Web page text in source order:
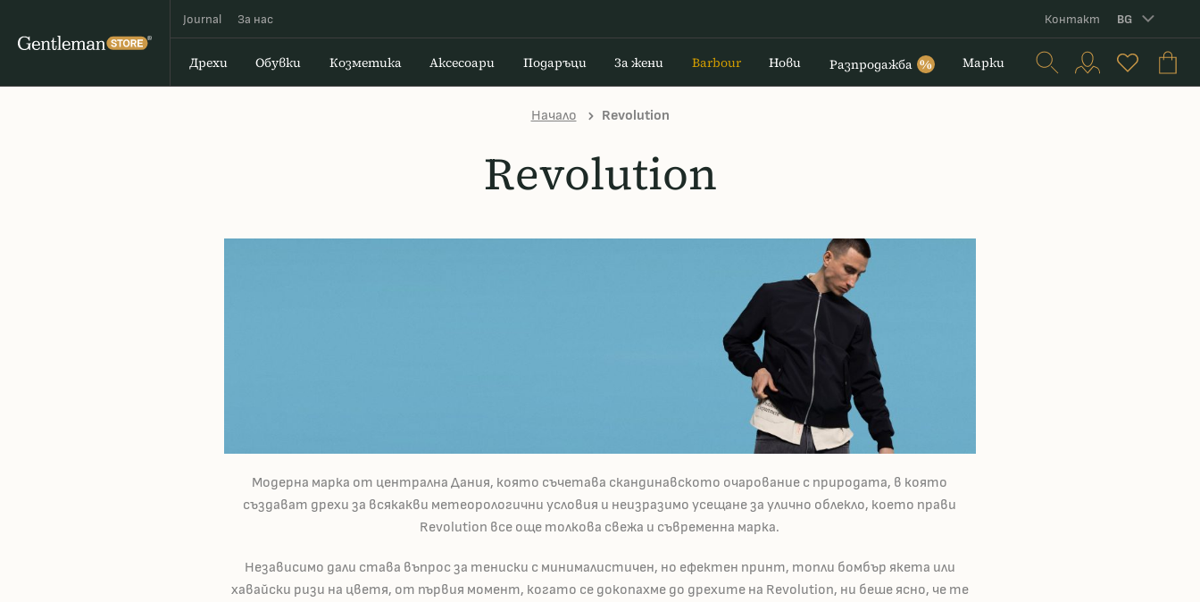
Journal За наc Контакт BG
Дрехи Обувки Козметика Аксесоари Подаръци За жени Barbour Нови Разпродажба % Марки
Начало Revolution
Revolution
Модерна марка от централна Дания, която съчетава скандинавското очарование с природата, в която
създават дрехи за всякакви метеорологични условия и неизразимо усещане за улично облекло, което прави
Revolution все още толкова свежа и съвременна марка.
Независимо дали става въпрос за тениски с минималистичен, но ефектен принт, топли бомбър якета или
хавайски ризи на цветя, от първия момент, когато се докопахме до дрехите на Revolution, ни беше ясно, че те